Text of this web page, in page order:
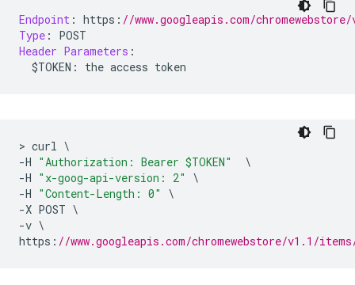
Endpoint : https : //www.googleapis.com/
Type :
POST
Header Parameters :
$TOKEN : the access token
> curl \
-H "Authorization: Bearer $TOKEN"
\
-H "x-goog-api-version: 2"
\
-H "Content-Length: 0"
\
-X POST \
-v \
https : //www.googleapis.com/chromewebstore/v1.1/